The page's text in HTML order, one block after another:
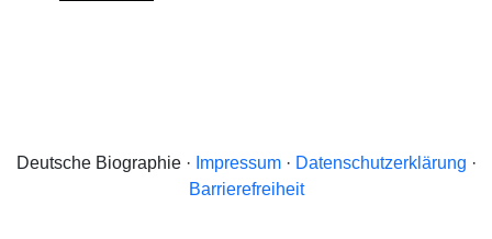
Deutsche Biographie · Impressum· Datenschutzerklärung ·
Barrierefreiheit